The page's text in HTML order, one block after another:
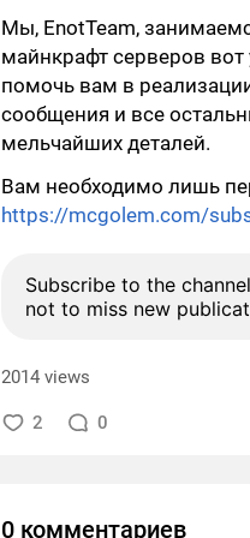
Мы, EnotTeam,
майнкрафт серверов
помочь вам в
сообщения и все
мельчайших деталей.
Вам необходимо лишь
https://mcgolem.com/
Subscribe to the
not to miss new
2014 views
2 0
0 комментариев